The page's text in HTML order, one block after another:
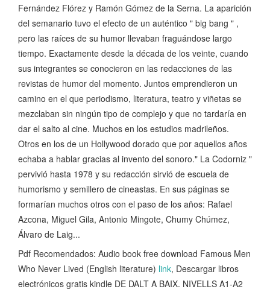
Fernández Flórez y Ramón Gómez de la Serna. La aparición
del semanario tuvo el efecto de un auténtico " big bang " ,
pero las raíces de su humor llevaban fraguándose largo
tiempo. Exactamente desde la década de los veinte, cuando
sus integrantes se conocieron en las redacciones de las
revistas de humor del momento. Juntos emprendieron un
camino en el que periodismo, literatura, teatro y viñetas se
mezclaban sin ningún tipo de complejo y que no tardaría en
dar el salto al cine. Muchos en los estudios madrileños.
Otros en los de un Hollywood dorado que por aquellos años
echaba a hablar gracias al invento del sonoro." La Codorniz "
pervivió hasta 1978 y su redacción sirvió de escuela de
humorismo y semillero de cineastas. En sus páginas se
formarían muchos otros con el paso de los años: Rafael
Azcona, Miguel Gila, Antonio Mingote, Chumy Chúmez,
Álvaro de Laig...
Pdf Recomendados: Audio book free download Famous Men
Who Never Lived (English literature) link, Descargar libros
electrónicos gratis kindle DE DALT A BAIX. NIVELLS A1-A2